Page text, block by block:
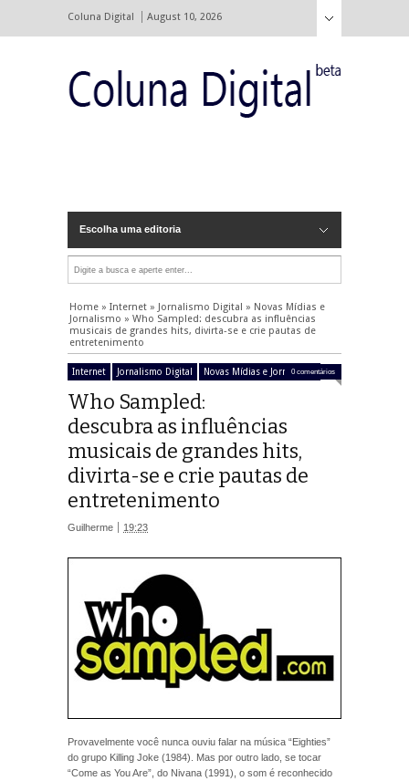
Coluna Digital August 10, 2026
Escolha uma editoria
Home » Internet » Jornalismo Digital » Novas Mídias e
Jornalismo » Who Sampled: descubra as influências
musicais de grandes hits, divirta-se e crie pautas de
entretenimento
Internet Jornalismo Digital Novas Mídias e Jornalismo
0 comentários
Who Sampled:
descubra as influências
musicais de grandes hits,
divirta-se e crie pautas de
entretenimento
19:23
Guilherme
Provavelmente você nunca ouviu falar na música “Eighties”
do grupo Killing Joke (1984). Mas por outro lado, se tocar
“Come as You Are”, do Nivana (1991), o som é reconhecido